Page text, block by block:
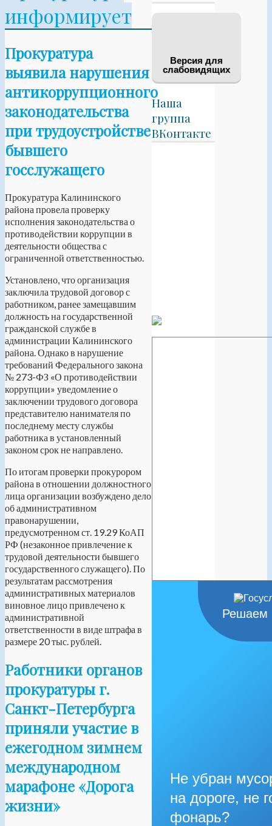
Версия для
слабовидящих
Наша
группа
ВКонтакте
Решаем
Не убран
на дороге, не
фонарь?
информирует
Прокуратура
выявила нарушения
антикоррупционного
законодательства
при трудоустройстве
бывшего
госслужащего
Прокуратура Калининского
района провела проверку
исполнения законодательства о
противодействии коррупции в
деятельности общества с
ограниченной ответственностью.
Установлено, что организация
заключила трудовой договор с
работником, ранее замещавшим
должность на государственной
гражданской службе в
администрации Калининского
района. Однако в нарушение
требований Федерального закона
№ 273-ФЗ «О противодействии
коррупции» уведомление о
заключении трудового договора
представителю нанимателя по
последнему месту службы
работника в установленный
законом срок не направлено.
По итогам проверки прокурором
района в отношении должностного
лица организации возбуждено дело
об административном
правонарушении,
предусмотренном ст. 19.29 КоАП
РФ (незаконное привлечение к
трудовой деятельности бывшего
государственного служащего). По
результатам рассмотрения
административных материалов
виновное лицо привлечено к
административной
ответственности в виде штрафа в
размере 20 тыс. рублей.
Работники органов
прокуратуры г.
Санкт-Петербурга
приняли участие в
ежегодном зимнем
международном
марафоне «Дорога
жизни»